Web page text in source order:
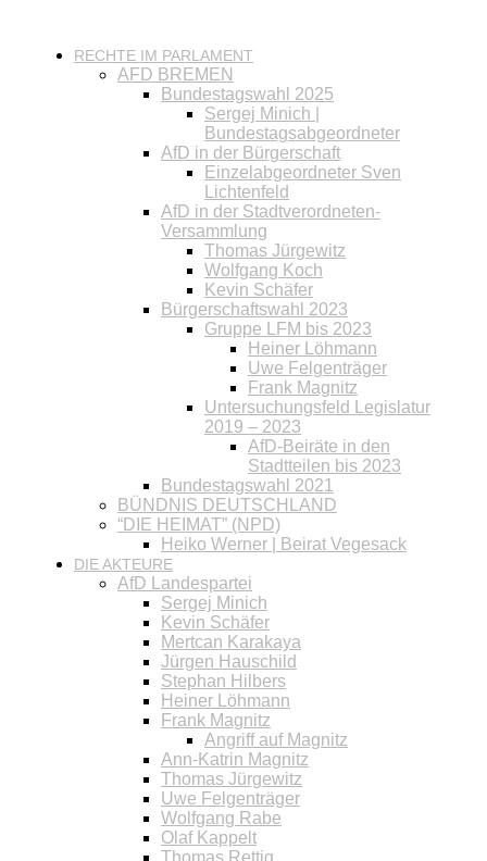
RECHTE IM PARLAMENT
AFD BREMEN
Bundestagswahl 2025
Sergej Minich |
Bundestagsabgeordneter
AfD in der Bürgerschaft
Einzelabgeordneter Sven
Lichtenfeld
AfD in der Stadtverordneten-
Versammlung
Thomas Jürgewitz
Wolfgang Koch
Kevin Schäfer
Bürgerschaftswahl 2023
Gruppe LFM bis 2023
Heiner Löhmann
Uwe Felgenträger
Frank Magnitz
Untersuchungsfeld Legislatur
2019 – 2023
AfD-Beiräte in den
Stadtteilen bis 2023
Bundestagswahl 2021
BÜNDNIS DEUTSCHLAND
“DIE HEIMAT” (NPD)
Heiko Werner | Beirat Vegesack
DIE AKTEURE
AfD Landespartei
Sergej Minich
Kevin Schäfer
Mertcan Karakaya
Jürgen Hauschild
Stephan Hilbers
Heiner Löhmann
Frank Magnitz
Angriff auf Magnitz
Ann-Katrin Magnitz
Thomas Jürgewitz
Uwe Felgenträger
Wolfgang Rabe
Olaf Kappelt
Thomas Rettig